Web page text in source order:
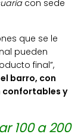
con sede
que se le
pueden
final”,
barro, con
confortables y
100 a 200